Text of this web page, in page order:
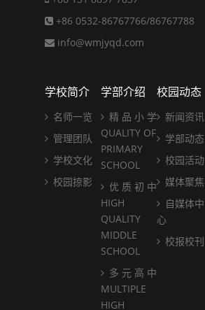
+86 0532-86767766/86767788
info@wmjyqd.com
学校简介
名师一览
管理团队
学校文化
校园掠影
学部介绍
精 品 小 学
QUALITY OF
PRIMARY
SCHOOL
优 质 初 中
HIGH
QUALITY
MIDDLE
SCHOOL
多 元 高 中
MULTIPLE
HIGH
校园动态
新闻资讯
学部动态
校园活动
媒体聚焦
自媒体中
心
校报校刊